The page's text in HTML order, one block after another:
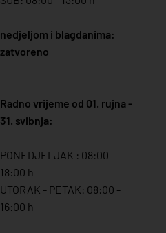
nedjeljom i blagdanima:
zatvoreno
Radno vrijeme od 01. rujna -
31. svibnja:
PONEDJELJAK : 08:00 -
18:00 h
UTORAK - PETAK: 08:00 -
16:00 h